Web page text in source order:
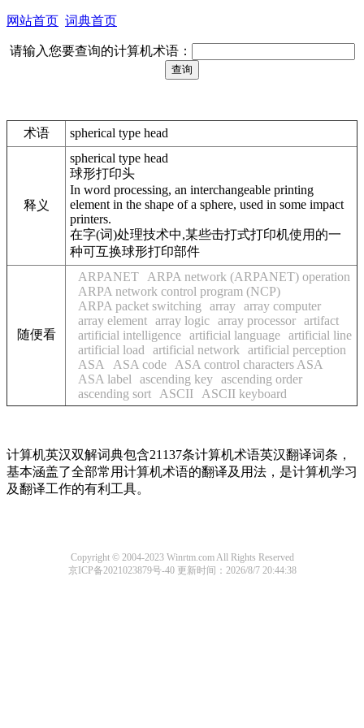
网站首页 词典首页
请输入您要查询的计算机术语：
术语 spherical type head
释义
spherical type head
球形打印头
In word processing, an interchangeable printing
element in the shape of a sphere, used in some impact
printers.
在字(词)处理技术中,某些击打式打印机使用的一
种可互换球形打印部件
随便看
ARPANET
ARPA network (ARPANET) operation
ARPA network control program (NCP)
ARPA packet switching
array array computer
array element array logic array processor artifact
artificial intelligence artificial language artificial line
artificial load
artificial network
artificial perception
ASA
ASA code
ASA control characters ASA
ASA label
ascending key ascending order
ascending sort
ASCII ASCII keyboard
计算机英汉双解词典包含21137条计算机术语英汉翻译词条，
基本涵盖了全部常用计算机术语的翻译及用法，是计算机学习
及翻译工作的有利工具。
Copyright © 2004-2023 Winrtm.com All Rights Reserved
京ICP备2021023879号-40 更新时间：2026/8/7 20:44:38